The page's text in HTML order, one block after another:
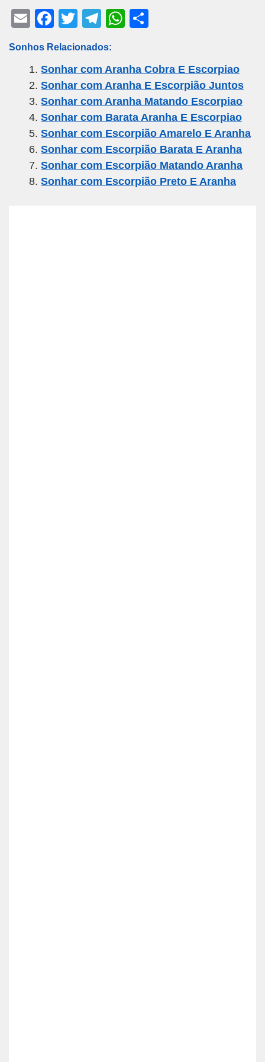
E
ail
F
a
c
e
b
o
o
k
T
tt
er
T
e
gr
a
m
W
s
A
p
p
e
Sonhos Relacionados:
Sonhar com Aranha Cobra E Escorpiao
Sonhar com Aranha E Escorpião Juntos
Sonhar com Aranha Matando Escorpiao
Sonhar com Barata Aranha E Escorpiao
Sonhar com Escorpião Amarelo E Aranha
Sonhar com Escorpião Barata E Aranha
Sonhar com Escorpião Matando Aranha
Sonhar com Escorpião Preto E Aranha